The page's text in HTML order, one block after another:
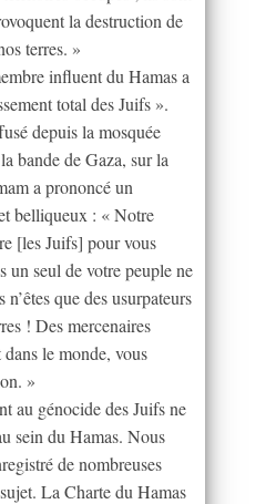
la destruction de
terres. »
influent du Hamas a
total des Juifs ».
depuis la mosquée
bande de Gaza, sur la
a prononcé un
belliqueux : « Notre
[les Juifs] pour vous
un seul de votre peuple ne
que des usurpateurs
! Des mercenaires
le monde, vous
»
au génocide des Juifs ne
sein du Hamas. Nous
de nombreuses
La Charte du Hamas